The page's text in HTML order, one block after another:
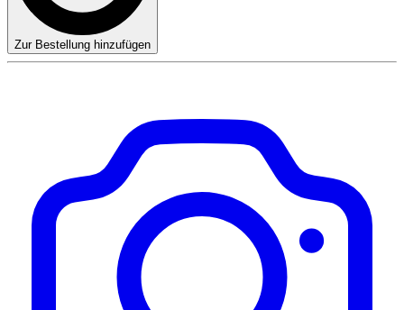
Zur Bestellung hinzufügen